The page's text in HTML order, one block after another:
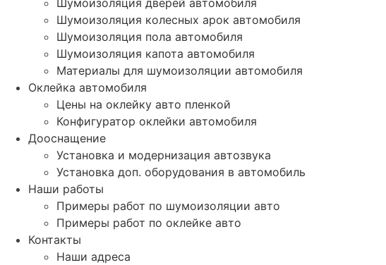
Шумоизоляция колесных арок автомобиля
Шумоизоляция пола автомобиля
Шумоизоляция капота автомобиля
Материалы для шумоизоляции автомобиля
Оклейка автомобиля
Цены на оклейку авто пленкой
Конфигуратор оклейки автомобиля
Дооснащение
Установка и модернизация автозвука
Установка доп. оборудования в автомобиль
Наши работы
Примеры работ по шумоизоляции авто
Примеры работ по оклейке авто
Контакты
Наши адреса